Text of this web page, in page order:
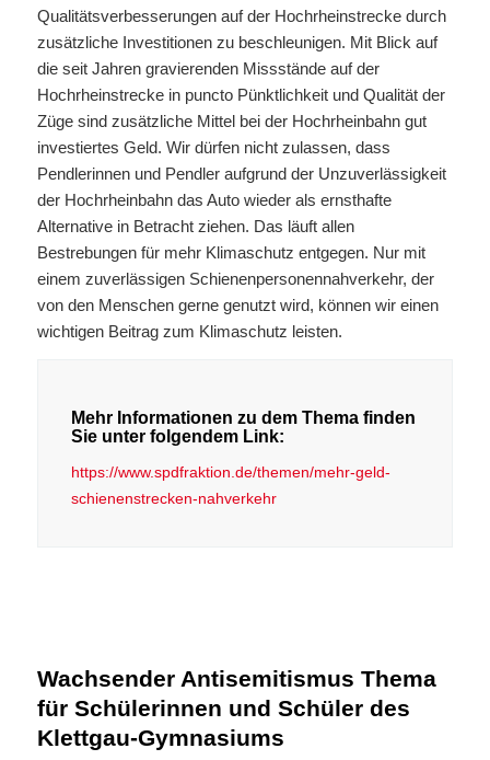
Qualitätsverbesserungen auf der Hochrheinstrecke durch
zusätzliche Investitionen zu beschleunigen. Mit Blick auf
die seit Jahren gravierenden Missstände auf der
Hochrheinstrecke in puncto Pünktlichkeit und Qualität der
Züge sind zusätzliche Mittel bei der Hochrheinbahn gut
investiertes Geld. Wir dürfen nicht zulassen, dass
Pendlerinnen und Pendler aufgrund der Unzuverlässigkeit
der Hochrheinbahn das Auto wieder als ernsthafte
Alternative in Betracht ziehen. Das läuft allen
Bestrebungen für mehr Klimaschutz entgegen. Nur mit
einem zuverlässigen Schienenpersonennahverkehr, der
von den Menschen gerne genutzt wird, können wir einen
wichtigen Beitrag zum Klimaschutz leisten.
Mehr Informationen zu dem Thema finden
Sie unter folgendem Link:
https://www.spdfraktion.de/themen/mehr-geld-
schienenstrecken-nahverkehr
Wachsender Antisemitismus Thema
für Schülerinnen und Schüler des
Klettgau-Gymnasiums